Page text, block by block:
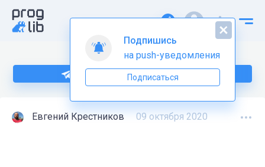
Подпишитесь на нас в Telegram
Евгений Крестников 09 октября 2020
Подпишись
на push-уведомления
Подписаться